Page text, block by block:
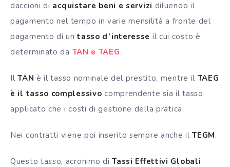
daccioni di acquistare beni e servizi diluendo il
pagamento nel tempo in varie mensilità a fronte del
pagamento di untasso d’interesse il cui costo è
determinato da TAN e TAEG.
IlTAN è il tasso nominale del prestito, mentre il TAEG
è il tasso complessivocomprendente sia il tasso
applicato che i costi di gestione della pratica.
Nei contratti viene poi inserito sempre anche ilTEGM.
Questo tasso, acronimo diTassi Effettivi Globali